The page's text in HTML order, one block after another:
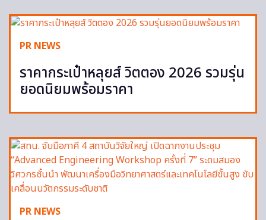
PR NEWS
ราคากระเป๋าหลุยส์ วิตตอง 2026 รวมรุ่น
ยอดนิยมพร้อมราคา
PR NEWS